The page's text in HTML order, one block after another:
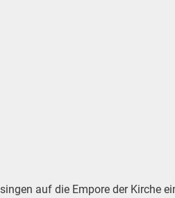
auf die Empore der Kirche